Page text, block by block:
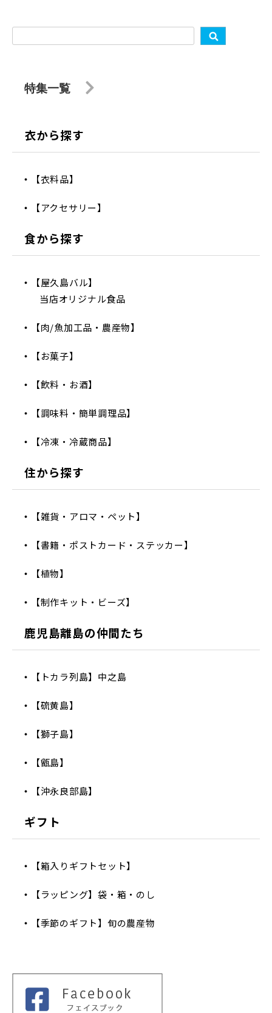
特集一覧
衣から探す
【衣料品】
【アクセサリー】
食から探す
【屋久島バル】
当店オリジナル食品
【肉/魚加工品・農産物】
【お菓子】
【飲料・お酒】
【調味料・簡単調理品】
【冷凍・冷蔵商品】
住から探す
【雑貨・アロマ・ペット】
【書籍・ポストカード・ステッカー】
【植物】
【制作キット・ビーズ】
鹿児島離島の仲間たち
【トカラ列島】中之島
【硫黄島】
【獅子島】
【甑島】
【沖永良部島】
ギフト
【箱入りギフトセット】
【ラッピング】袋・箱・のし
【季節のギフト】旬の農産物